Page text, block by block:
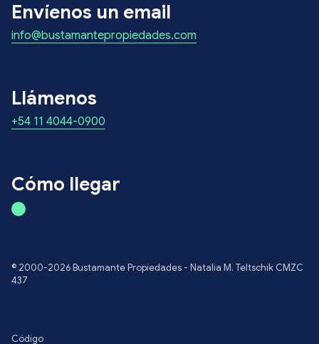
Envíenos un email
info@bustamantepropiedades.com
Llámenos
+54 11 4044-0900
Cómo llegar
© 2000-2026 Bustamante Propiedades - Natalia M. Teltschik CMZC
437
Código